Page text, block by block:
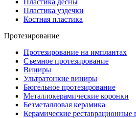
Пластика уздечки
Костная пластика
Протезирование
Протезирование на имплантах
Съемное протезирование
Виниры
Ультратонкие виниры
Бюгельное протезирование
Металлокерамические коронки
Безметалловая керамика
Керамические реставрационные